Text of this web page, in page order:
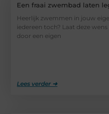
Een fraai zwembad laten
Heerlijk zwemmen in jouw
iedereen toch? Laat deze
door een eigen
Lees verder ➜